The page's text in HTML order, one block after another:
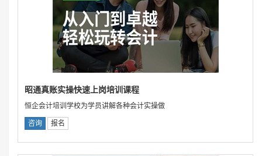
昭通真账实操快速上岗培训课程
恒企会计培训学校为学员讲解各种会计实操做
咨询 报名